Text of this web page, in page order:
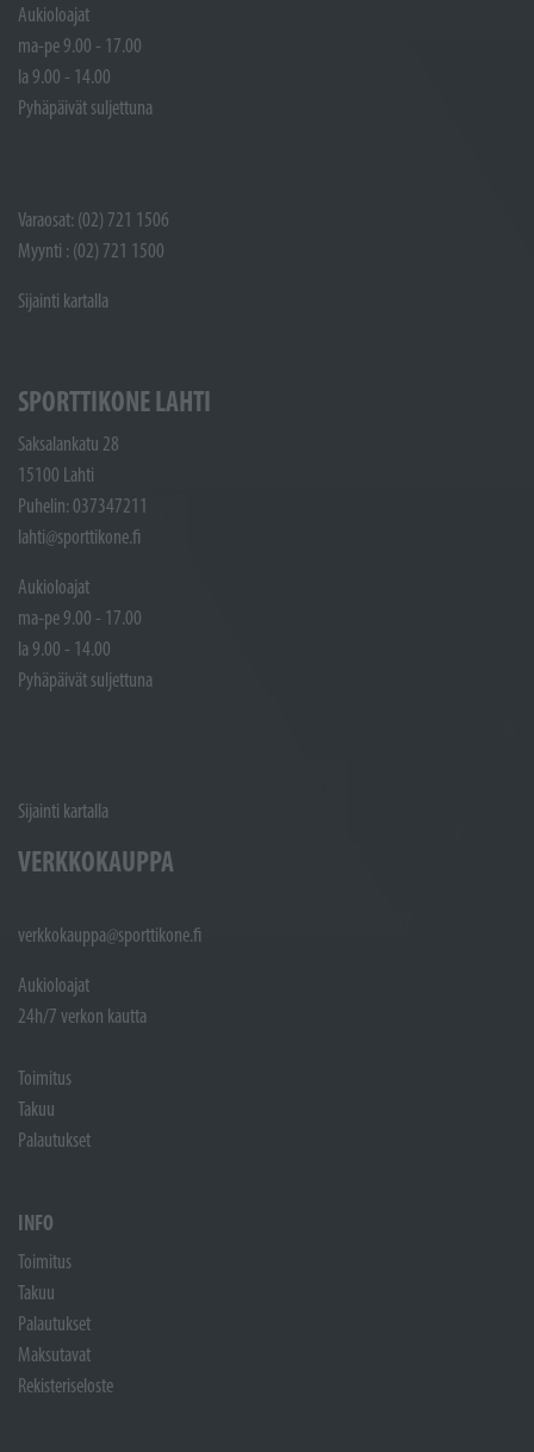
Aukioloajat
ma-pe 9.00 - 17.00
la 9.00 - 14.00
Pyhäpäivät suljettuna
Varaosat: (02) 721 1506
Myynti : (02) 721 1500
Sijainti kartalla
SPORTTIKONE LAHTI
Saksalankatu 28
15100 Lahti
Puhelin: 037347211
lahti@sporttikone.fi
Aukioloajat
ma-pe 9.00 - 17.00
la 9.00 - 14.00
Pyhäpäivät suljettuna
Sijainti kartalla
VERKKOKAUPPA
verkkokauppa@sporttikone.fi
Aukioloajat
24h/7 verkon kautta
Toimitus
Takuu
Palautukset
INFO
Toimitus
Takuu
Palautukset
Maksutavat
Rekisteriseloste